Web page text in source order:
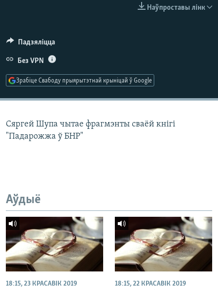
Наўпроставы лінк
Падзяліцца
Без VPN
Зрабіце Свабоду прыярытэтнай крыніцай ў Google
Сяргей Шупа чытае фрагмэнты сваёй кнігі
"Падарожжа ў БНР"
Аўдыё
18:15, 23 КРАСАВІК 2019 18:15, 22 КРАСАВІК 2019